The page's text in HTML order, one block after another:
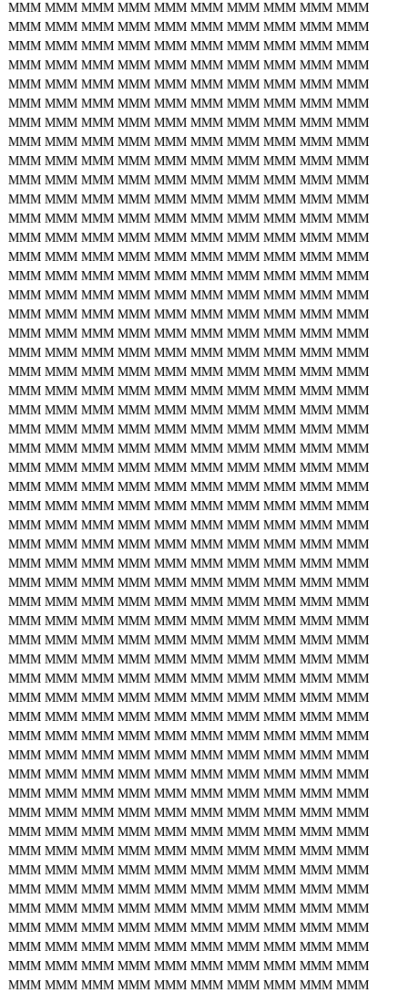
MMM MMM MMM MMM MMM MMM MMM MMM MMM MMM
MMM MMM MMM MMM MMM MMM MMM MMM MMM MMM
MMM MMM MMM MMM MMM MMM MMM MMM MMM MMM
MMM MMM MMM MMM MMM MMM MMM MMM MMM MMM
MMM MMM MMM MMM MMM MMM MMM MMM MMM MMM
MMM MMM MMM MMM MMM MMM MMM MMM MMM MMM
MMM MMM MMM MMM MMM MMM MMM MMM MMM MMM
MMM MMM MMM MMM MMM MMM MMM MMM MMM MMM
MMM MMM MMM MMM MMM MMM MMM MMM MMM MMM
MMM MMM MMM MMM MMM MMM MMM MMM MMM MMM
MMM MMM MMM MMM MMM MMM MMM MMM MMM MMM
MMM MMM MMM MMM MMM MMM MMM MMM MMM MMM
MMM MMM MMM MMM MMM MMM MMM MMM MMM MMM
MMM MMM MMM MMM MMM MMM MMM MMM MMM MMM
MMM MMM MMM MMM MMM MMM MMM MMM MMM MMM
MMM MMM MMM MMM MMM MMM MMM MMM MMM MMM
MMM MMM MMM MMM MMM MMM MMM MMM MMM MMM
MMM MMM MMM MMM MMM MMM MMM MMM MMM MMM
MMM MMM MMM MMM MMM MMM MMM MMM MMM MMM
MMM MMM MMM MMM MMM MMM MMM MMM MMM MMM
MMM MMM MMM MMM MMM MMM MMM MMM MMM MMM
MMM MMM MMM MMM MMM MMM MMM MMM MMM MMM
MMM MMM MMM MMM MMM MMM MMM MMM MMM MMM
MMM MMM MMM MMM MMM MMM MMM MMM MMM MMM
MMM MMM MMM MMM MMM MMM MMM MMM MMM MMM
MMM MMM MMM MMM MMM MMM MMM MMM MMM MMM
MMM MMM MMM MMM MMM MMM MMM MMM MMM MMM
MMM MMM MMM MMM MMM MMM MMM MMM MMM MMM
MMM MMM MMM MMM MMM MMM MMM MMM MMM MMM
MMM MMM MMM MMM MMM MMM MMM MMM MMM MMM
MMM MMM MMM MMM MMM MMM MMM MMM MMM MMM
MMM MMM MMM MMM MMM MMM MMM MMM MMM MMM
MMM MMM MMM MMM MMM MMM MMM MMM MMM MMM
MMM MMM MMM MMM MMM MMM MMM MMM MMM MMM
MMM MMM MMM MMM MMM MMM MMM MMM MMM MMM
MMM MMM MMM MMM MMM MMM MMM MMM MMM MMM
MMM MMM MMM MMM MMM MMM MMM MMM MMM MMM
MMM MMM MMM MMM MMM MMM MMM MMM MMM MMM
MMM MMM MMM MMM MMM MMM MMM MMM MMM MMM
MMM MMM MMM MMM MMM MMM MMM MMM MMM MMM
MMM MMM MMM MMM MMM MMM MMM MMM MMM MMM
MMM MMM MMM MMM MMM MMM MMM MMM MMM MMM
MMM MMM MMM MMM MMM MMM MMM MMM MMM MMM
MMM MMM MMM MMM MMM MMM MMM MMM MMM MMM
MMM MMM MMM MMM MMM MMM MMM MMM MMM MMM
MMM MMM MMM MMM MMM MMM MMM MMM MMM MMM
MMM MMM MMM MMM MMM MMM MMM MMM MMM MMM
MMM MMM MMM MMM MMM MMM MMM MMM MMM MMM
MMM MMM MMM MMM MMM MMM MMM MMM MMM MMM
MMM MMM MMM MMM MMM MMM MMM MMM MMM MMM
MMM MMM MMM MMM MMM MMM MMM MMM MMM MMM
MMM MMM MMM MMM MMM MMM MMM MMM MMM MMM